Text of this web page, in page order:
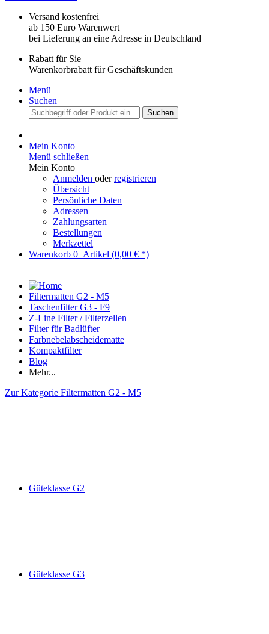
Versand kostenfrei
ab 150 Euro Warenwert
bei Lieferung an eine Adresse in Deutschland
Rabatt für Sie
Warenkorbrabatt für Geschäftskunden
Menü
Suchen
Suchen
Mein Konto
Menü schließen
Mein Konto
Anmelden oderregistrieren
Übersicht
Persönliche Daten
Adressen
Zahlungsarten
Bestellungen
Merkzettel
Warenkorb 0 Artikel (0,00 € *)
Filtermatten G2 - M5
Taschenfilter G3 - F9
Z-Line Filter / Filterzellen
Filter für Badlüfter
Farbnebelabscheidematte
Kompaktfilter
Blog
Mehr...
Zur Kategorie Filtermatten G2 - M5
Güteklasse G2
Güteklasse G3